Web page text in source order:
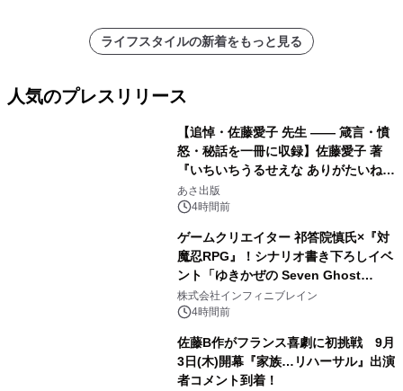
ライフスタイルの新着をもっと見る
人気のプレスリリース
【追悼・佐藤愛子 先生 —— 箴言・憤
怒・秘話を一冊に収録】佐藤愛子 著
『いちいちうるせえな ありがたいね』
2026年8月24日（月）発売
あさ出版
4時間前
ゲームクリエイター 祁答院慎氏×『対
魔忍RPG』！シナリオ書き下ろしイベ
ント「ゆきかぜの Seven Ghost
Stories」特設サイト＆特別動画を公
開！
株式会社インフィニブレイン
4時間前
佐藤B作がフランス喜劇に初挑戦 9月
3日(木)開幕『家族…リハーサル』出演
者コメント到着！